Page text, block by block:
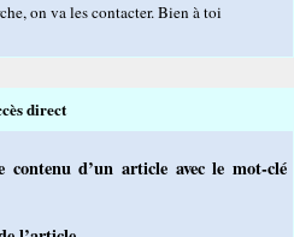
on va les contacter. Bien à toi
direct
contenu d’un article avec le mot-clé